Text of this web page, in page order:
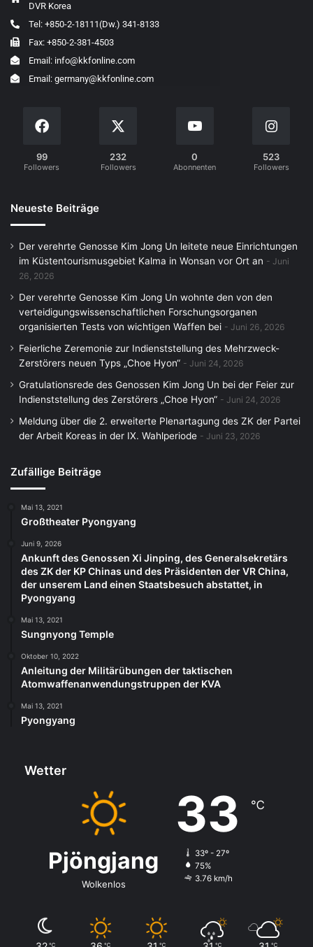
DVR Korea
Tel: +850-2-18111(Dw.) 341-8133
Fax: +850-2-381-4503
Email: info@kkfonline.com
Email: germany@kkfonline.com
99
Followers
232
Followers
0
Abonnenten
523
Followers
Neueste Beiträge
Der verehrte Genosse Kim Jong Un leitete neue Einrichtungen
im Küstentourismusgebiet Kalma in Wonsan vor Ort an
Juni
26, 2026
Der verehrte Genosse Kim Jong Un wohnte den von den
verteidigungswissenschaftlichen Forschungsorganen
organisierten Tests von wichtigen Waffen bei
Juni 26, 2026
Feierliche Zeremonie zur Indienststellung des Mehrzweck-
Zerstörers neuen Typs „Choe Hyon“
Juni 24, 2026
Gratulationsrede des Genossen Kim Jong Un bei der Feier zur
Indienststellung des Zerstörers „Choe Hyon“
Juni 24, 2026
Meldung über die 2. erweiterte Plenartagung des ZK der Partei
der Arbeit Koreas in der IX. Wahlperiode
Juni 23, 2026
Zufällige Beiträge
Mai 13, 2021
Großtheater Pyongyang
Juni 9, 2026
Ankunft des Genossen Xi Jinping, des Generalsekretärs
des ZK der KP Chinas und des Präsidenten der VR China,
der unserem Land einen Staatsbesuch abstattet, in
Pyongyang
Mai 13, 2021
Sungnyong Temple
Oktober 10, 2022
Anleitung der Militärübungen der taktischen
Atomwaffenanwendungstruppen der KVA
Mai 13, 2021
Pyongyang
Wetter
Pjöngjang
Wolkenlos
33 ℃
33º - 27º
75%
3.76 km/h
℃ ℃ ℃ ℃ ℃